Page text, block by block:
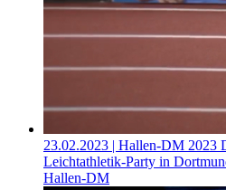
23.02.2023 | Hallen-DM 2023
Leichtathletik-Party in
Hallen-DM